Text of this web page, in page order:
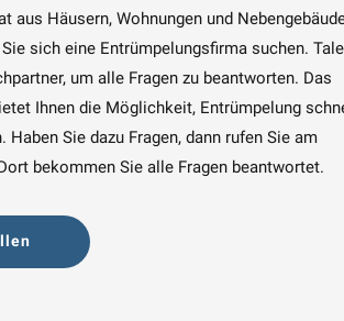
aus Häusern, Wohnungen und
sich eine Entrümpelungsfirma suchen.
um alle Fragen zu beantworten. Das
Ihnen die Möglichkeit, Entrümpelung
Sie dazu Fragen, dann rufen Sie am
bekommen Sie alle Fragen beantwortet.